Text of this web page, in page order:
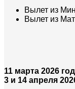
Вылет из
Вылет из
11 марта 2026
3 и 14 апреля